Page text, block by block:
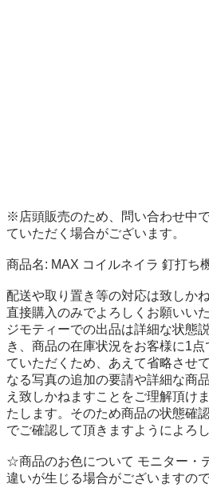
※店頭販売のため、問い合わせ中
ていただく場合がございます。
商品名: MAX コイルネイラ 釘打ち
配送や取り置き等の対応は致しか
直接購入のみでよろしくお願いい
ジモティーでの出品は詳細な状態
き、商品の在庫状況をお客様に1
ていただくため、あえて省略させ
なる写真の追加の要請や詳細な商
え致しかねますことをご理解頂け
たします。そのため商品の状態確
でご確認して頂きますようによろ
☆商品のお色について モニター・
違いが生じる場合がございますの